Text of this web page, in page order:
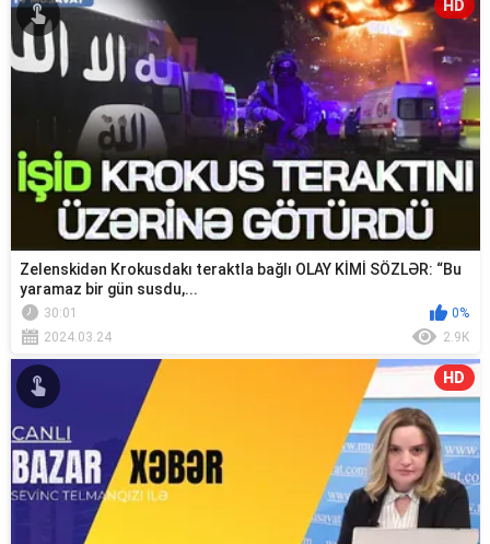
HD
Zelenskidən Krokusdakı teraktla bağlı OLAY KİMİ SÖZLƏR: “Bu
yaramaz bir gün susdu,...
30:01
0%
2024.03.24
2.9K
HD